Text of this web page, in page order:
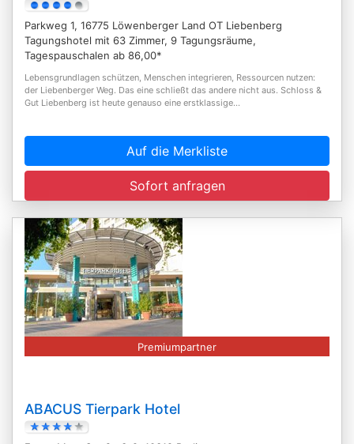
Parkweg 1, 16775 Löwenberger Land OT Liebenberg
Tagungshotel mit 63 Zimmer, 9 Tagungsräume,
Tagespauschalen ab 86,00*
Lebensgrundlagen schützen, Menschen integrieren, Ressourcen nutzen:
der Liebenberger Weg. Das eine schließt das andere nicht aus. Schloss &
Gut Liebenberg ist heute genauso eine erstklassige...
Auf die Merkliste
Sofort anfragen
Premiumpartner
ABACUS Tierpark Hotel